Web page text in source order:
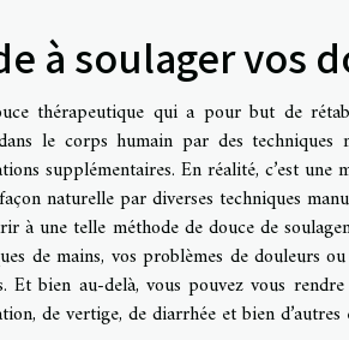
à soulager vos
thérapeutique qui a pour but de
le corps humain par des techniques
supplémentaires. En réalité, c’est une
naturelle par diverses techniques
à une telle méthode de douce de
de mains, vos problèmes de douleurs
bien au-delà, vous pouvez vous
de vertige, de diarrhée et bien d’autres